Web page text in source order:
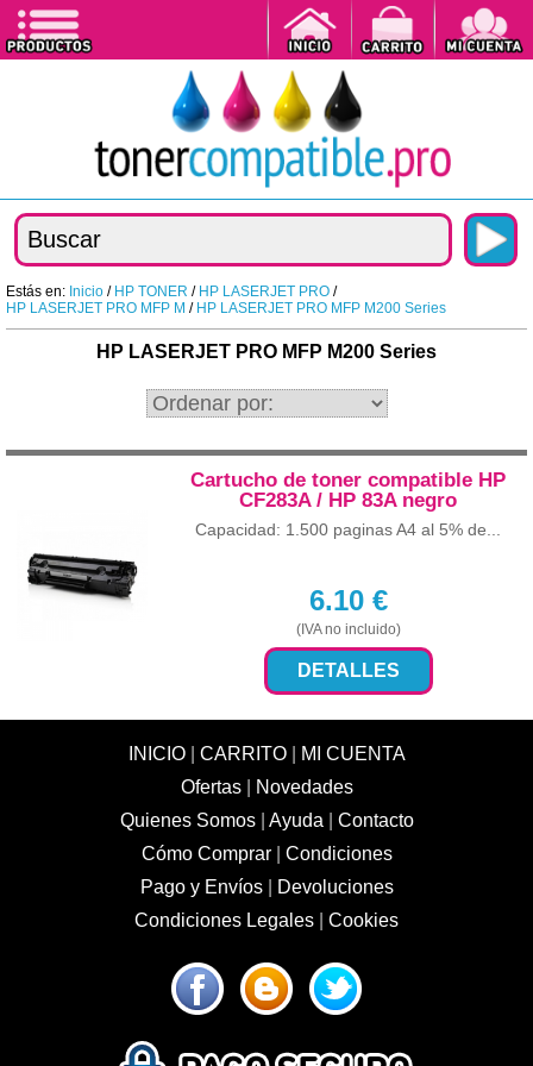
Estás en: Inicio / HP TONER / HP LASERJET PRO /
HP LASERJET PRO MFP M / HP LASERJET PRO MFP M200 Series
HP LASERJET PRO MFP M200 Series
Cartucho de toner compatible HP
CF283A / HP 83A negro
Capacidad: 1.500 paginas A4 al 5% de...
6.10€
(IVA no incluido)
DETALLES
INICIO| CARRITO|
MI CUENTA
Ofertas|
Novedades
Quienes Somos| Ayuda
Contacto
Cómo Comprar| Condiciones
Pago y Envíos|
Devoluciones
Condiciones Legales
Cookies